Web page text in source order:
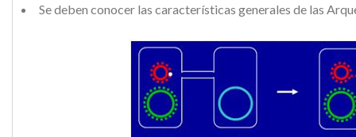
Se deben conocer las características generales de las